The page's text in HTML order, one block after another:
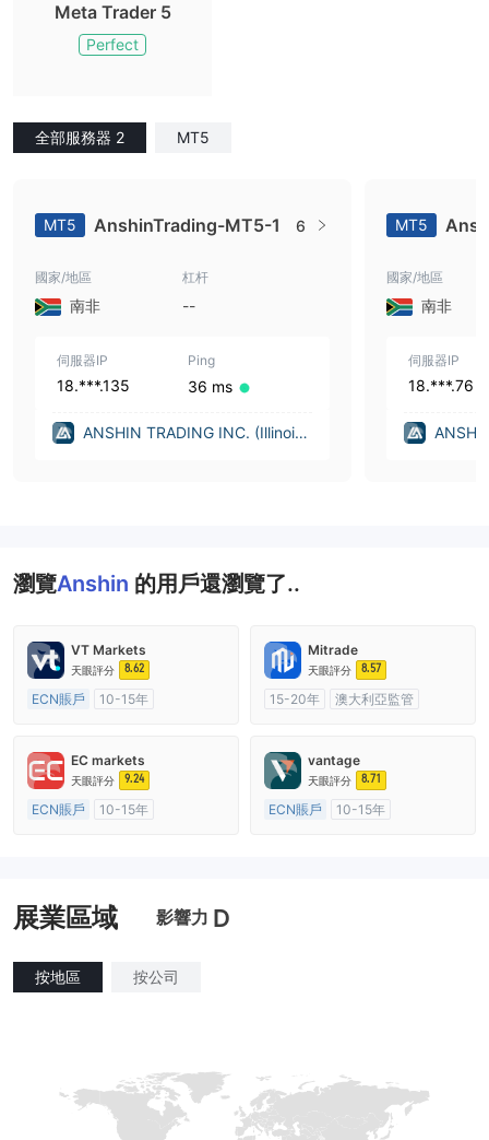
Meta Trader 5
Perfect
全部服務器 2 MT5
MT5 AnshinTrading-MT5-1 6
國家/地區
南非
杠杆
--
伺服器IP
18.***.135
Ping
36 ms
ANSHIN TRADING INC. (Illinois
MT5
國家/地區
南非
伺服器IP
18.***.76
瀏覽Anshin 的用戶還瀏覽了..
VT Markets
天眼評分 8.62
ECN賬戶
10-15年
主標MT4
Mitrade
天眼評分 8.57
15-20年
澳大利亞監管
EC markets
天眼評分 9.24
ECN賬戶
10-15年
vantage
天眼評分 8.71
ECN賬戶
10-15年
展業區域 影響力 D
按地區 按公司